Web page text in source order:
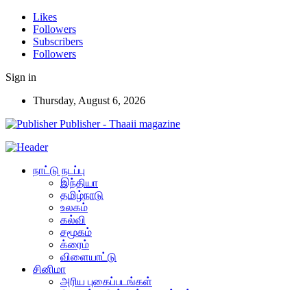
Likes
Followers
Subscribers
Followers
Sign in
Thursday, August 6, 2026
Publisher - Thaaii magazine
நாட்டு நடப்பு
இந்தியா
தமிழ்நாடு
உலகம்
கல்வி
சமூகம்
க்ரைம்
விளையாட்டு
சினிமா
அரிய புகைப்படங்கள்